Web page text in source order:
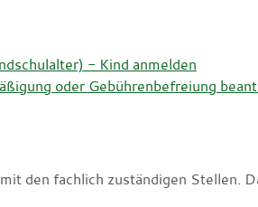
- Kind anmelden
oder Gebührenbefreiung
den fachlich zuständigen Stellen.